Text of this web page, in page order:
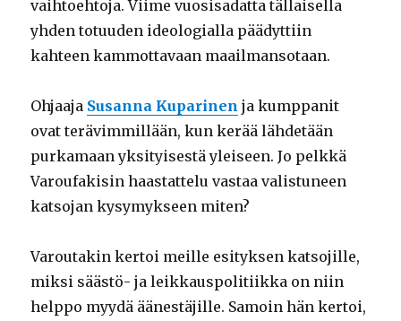
vaihtoehtoja. Viime vuosisadatta tällaisella
yhden totuuden ideologialla päädyttiin
kahteen kammottavaan maailmansotaan.
Ohjaaja Susanna Kuparinen ja kumppanit
ovat terävimmillään, kun kerää lähdetään
purkamaan yksityisestä yleiseen. Jo pelkkä
Varoufakisin haastattelu vastaa valistuneen
katsojan kysymykseen miten?
Varoutakin kertoi meille esityksen katsojille,
miksi säästö- ja leikkauspolitiikka on niin
helppo myydä äänestäjille. Samoin hän kertoi,